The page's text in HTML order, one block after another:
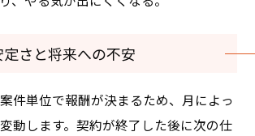
さと将来への不安
件単位で報酬が決まるため、月によっ
動します。契約が終了した後に次の仕